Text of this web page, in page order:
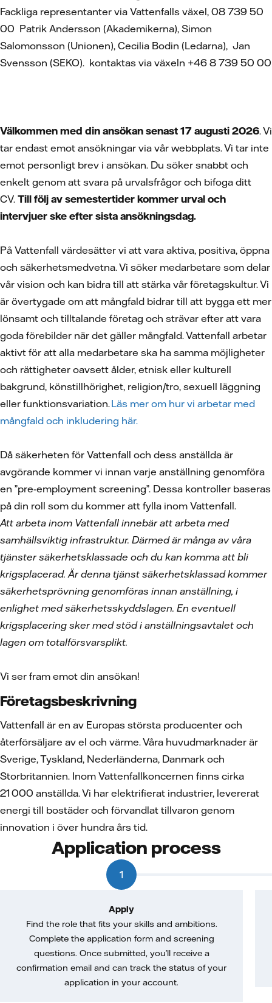
Fackliga representanter via Vattenfalls växel, 08 739 50
00 Patrik Andersson (Akademikerna), Simon
Salomonsson (Unionen), Cecilia Bodin (Ledarna), Jan
Svensson (SEKO). kontaktas via växeln +46 8 739 50 00
Välkommen med din ansökan senast 17 augusti 2026. Vi
tar endast emot ansökningar via vår webbplats. Vi tar inte
emot personligt brev i ansökan. Du söker snabbt och
enkelt genom att svara på urvalsfrågor och bifoga ditt
CV. Till följ av semestertider kommer urval och
intervjuer ske efter sista ansökningsdag.
På Vattenfall värdesätter vi att vara aktiva, positiva, öppna
och säkerhetsmedvetna. Vi söker medarbetare som delar
vår vision och kan bidra till att stärka vår företagskultur. Vi
är övertygade om att mångfald bidrar till att bygga ett mer
lönsamt och tilltalande företag och strävar efter att vara
goda förebilder när det gäller mångfald. Vattenfall arbetar
aktivt för att alla medarbetare ska ha samma möjligheter
och rättigheter oavsett ålder, etnisk eller kulturell
bakgrund, könstillhörighet, religion/tro, sexuell läggning
eller funktionsvariation.Läs mer om hur vi arbetar med
mångfald och inkludering här.
Då säkerheten för Vattenfall och dess anställda är
avgörande kommer vi innan varje anställning genomföra
en ”pre-employment screening”. Dessa kontroller baseras
på din roll som du kommer att fylla inom Vattenfall.
Att arbeta inom Vattenfall innebär att arbeta med
samhällsviktig infrastruktur. Därmed är många av våra
tjänster säkerhetsklassade och du kan komma att bli
krigsplacerad. Är denna tjänst säkerhetsklassad kommer
säkerhetsprövning genomföras innan anställning, i
enlighet med säkerhetsskyddslagen. En eventuell
krigsplacering sker med stöd i anställningsavtalet och
lagen om totalförsvarsplikt.
Vi ser fram emot din ansökan!
Företagsbeskrivning
Vattenfall är en av Europas största producenter och
återförsäljare av el och värme. Våra huvudmarknader är
Sverige, Tyskland, Nederländerna, Danmark och
Storbritannien. Inom Vattenfallkoncernen finns cirka
21 000 anställda. Vi har elektrifierat industrier, levererat
energi till bostäder och förvandlat tillvaron genom
innovation i över hundra års tid.
Application process
1
Apply
Find the role that fits your skills and ambitions.
Complete the application form and screening
questions. Once submitted, you’ll receive a
confirmation email and can track the status of your
application in your account.